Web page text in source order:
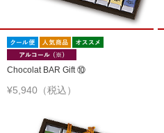
Chocolat BAR Gift ⑩
¥5,940（税込）